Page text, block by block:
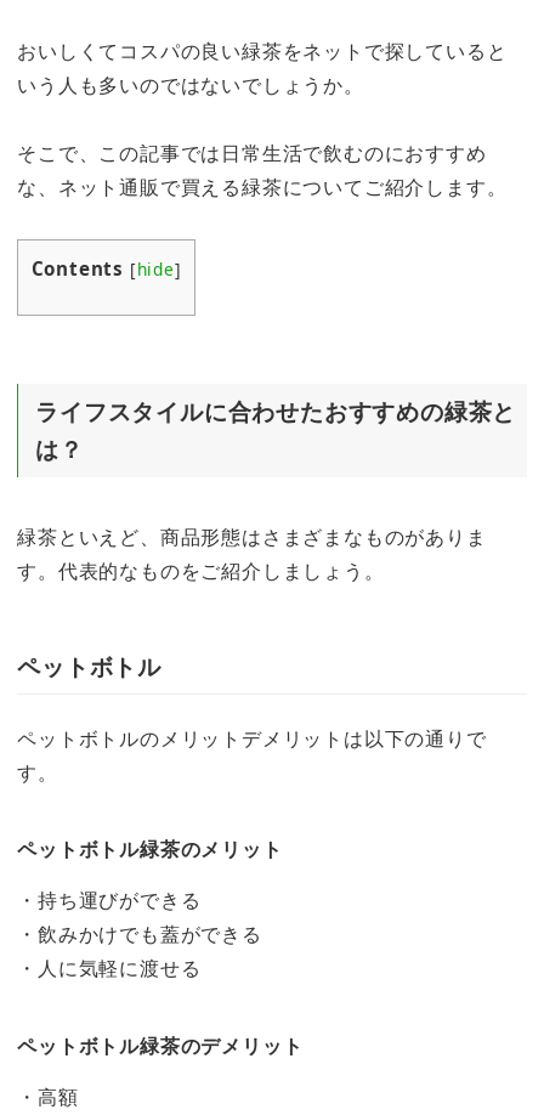
おいしくてコスパの良い緑茶をネットで探していると
いう人も多いのではないでしょうか。
そこで、この記事では日常生活で飲むのにおすすめ
な、ネット通販で買える緑茶についてご紹介します。
Contents [hide]
ライフスタイルに合わせたおすすめの緑茶と
は？
緑茶といえど、商品形態はさまざまなものがありま
す。代表的なものをご紹介しましょう。
ペットボトル
ペットボトルのメリットデメリットは以下の通りで
す。
ペットボトル緑茶のメリット
・持ち運びができる
・飲みかけでも蓋ができる
・人に気軽に渡せる
ペットボトル緑茶のデメリット
・高額